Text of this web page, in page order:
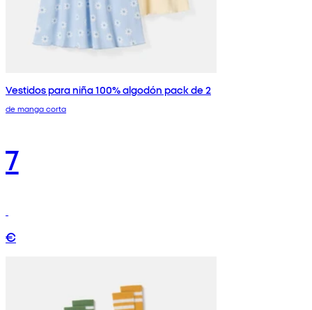
Vestidos para niña 100% algodón pack de 2
de manga corta
7
€